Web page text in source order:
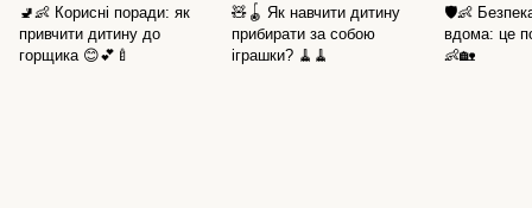
🚽👶 Корисні поради: як
привчити дитину до
горщика 😊💕🍼
🧸🪀 Як навчити дитину
прибирати за собою
іграшки? 🧹🧹
🛡️👶
вдома: це
👶🏡